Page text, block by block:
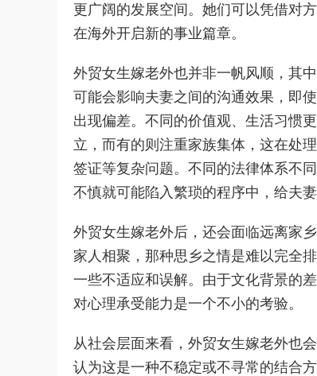
更广阔的发展空间。她们可以凭借对
在海外开启新的事业篇章。
外贸女生嫁老外也并非一帆风顺，其
可能会影响夫妻之间的沟通效果，即
出现偏差。不同的价值观、生活习惯
立，而有的则注重家族集体，这在处
签证等复杂问题。不同的法律体系不
不慎就可能陷入繁琐的程序中，给夫
外贸女生嫁老外后，还会面临远离家
家人相聚，那种思乡之情是难以完全
一些不适应和误解。由于文化背景的
对心理承受能力是一个不小的考验。
从社会层面来看，外贸女生嫁老外也
认为这是一种不稳定或不寻常的结合